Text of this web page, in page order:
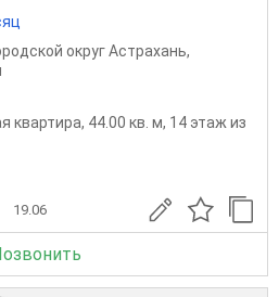
округ Астрахань,
квартира, 44.00 кв. м, 14 этаж из
19.06